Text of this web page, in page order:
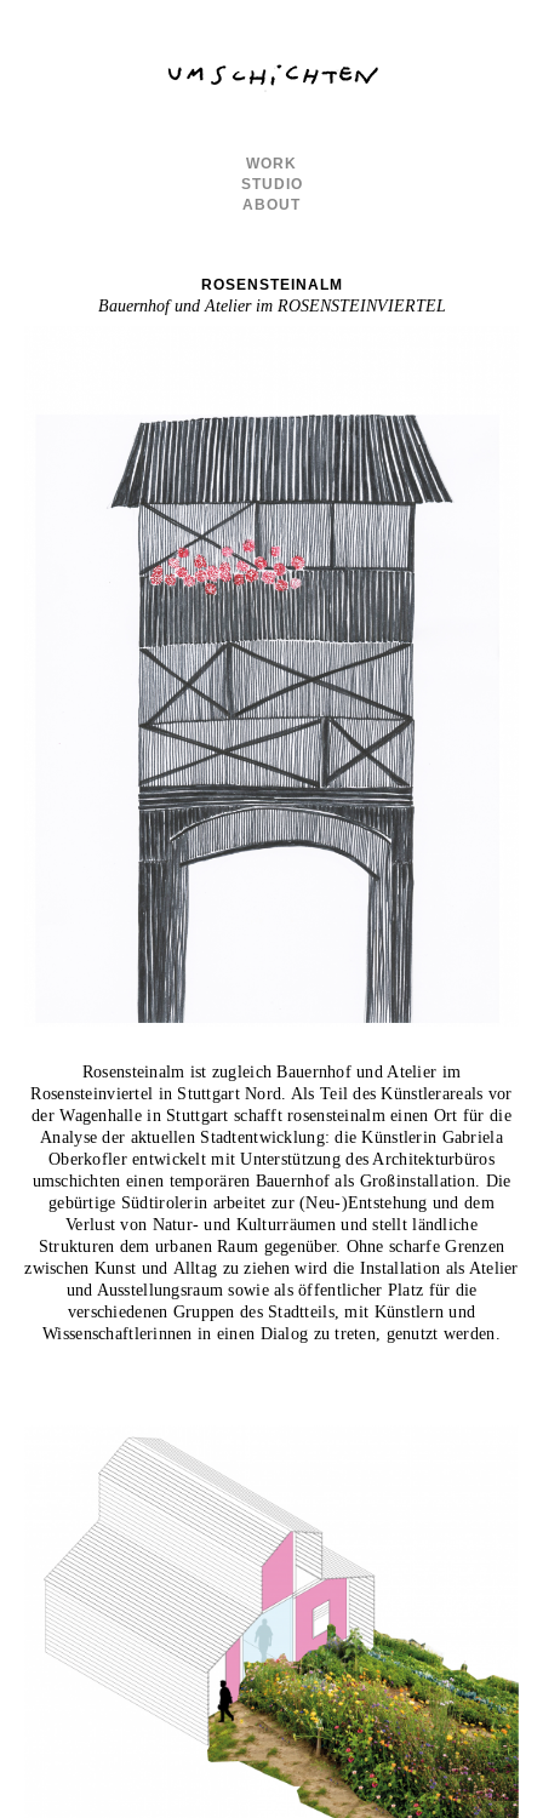
WORK
STUDIO
ABOUT
ROSENSTEINALM
Bauernhof und Atelier im ROSENSTEINVIERTEL
Rosensteinalm ist zugleich Bauernhof und Atelier im
Rosensteinviertel in Stuttgart Nord. Als Teil des Künstlerareals vor
der Wagenhalle in Stuttgart schafft rosensteinalm einen Ort für die
Analyse der aktuellen Stadtentwicklung: die Künstlerin Gabriela
Oberkofler entwickelt mit Unterstützung des Architekturbüros
umschichten einen temporären Bauernhof als Großinstallation. Die
gebürtige Südtirolerin arbeitet zur (Neu-)Entstehung und dem
Verlust von Natur- und Kulturräumen und stellt ländliche
Strukturen dem urbanen Raum gegenüber. Ohne scharfe Grenzen
zwischen Kunst und Alltag zu ziehen wird die Installation als Atelier
und Ausstellungsraum sowie als öffentlicher Platz für die
verschiedenen Gruppen des Stadtteils, mit Künstlern und
Wissenschaftlerinnen in einen Dialog zu treten, genutzt werden.